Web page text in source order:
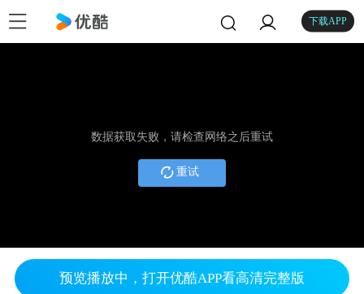
下载APP
数据获取失败，请检查网络之后重试
重试
预览播放中，打开优酷APP看高清完整版